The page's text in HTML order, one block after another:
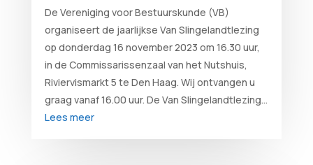
De Vereniging voor Bestuurskunde (VB)
organiseert de jaarlijkse Van Slingelandtlezing
op donderdag 16 november 2023 om 16.30 uur,
in de Commissarissenzaal van het Nutshuis,
Riviervismarkt 5 te Den Haag. Wij ontvangen u
graag vanaf 16.00 uur. De Van Slingelandtlezing...
Lees meer